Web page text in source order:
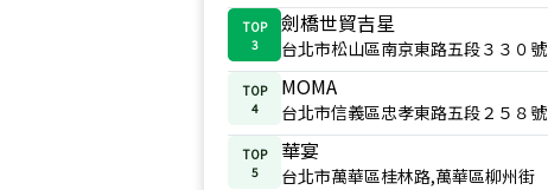
TOP
3
劍橋世貿吉星
台北市松山區南京東路五段３３０號
TOP
4
MOMA
台北市信義區忠孝東路五段２５８號
TOP
5
華宴
台北市萬華區桂林路,萬華區柳州街